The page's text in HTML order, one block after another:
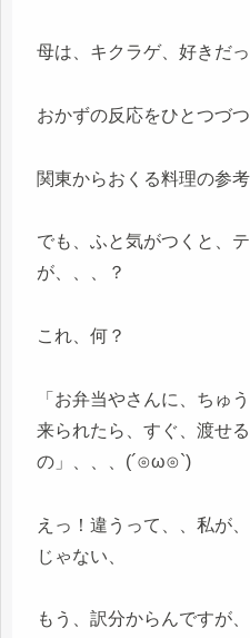
母は、キクラゲ、好きだっ
おかずの反応をひとつづつ
関東からおくる料理の参
でも、ふと気がつくと、
が、、、？
これ、何？
「お弁当やさんに、ちゅ
来られたら、すぐ、渡せ
の」、、、(´⊙ω⊙`)
えっ！違うって、、私が
じゃない、
もう、訳分からんですが、